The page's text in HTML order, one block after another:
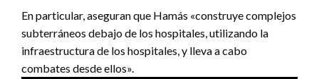
En particular, aseguran que Hamás «construye complejos
subterráneos debajo de los hospitales, utilizando la
infraestructura de los hospitales, y lleva a cabo
combates desde ellos».